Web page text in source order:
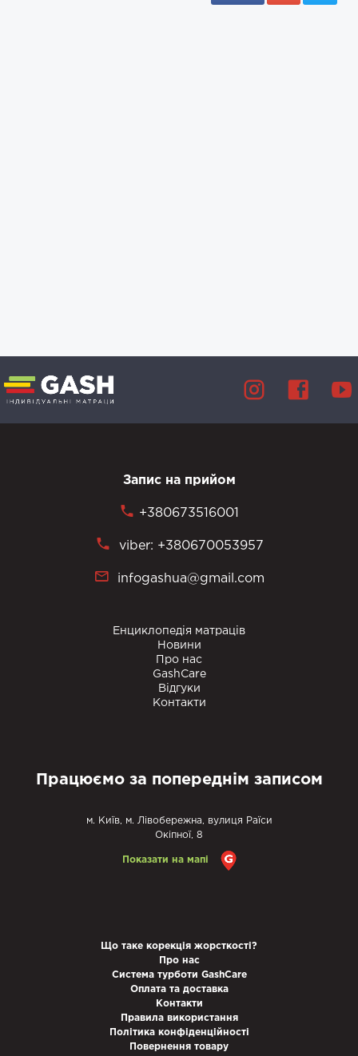
Запис на прийом
+380673516001
viber: +380670053957
infogashua@gmail.com
Енциклопедія матраців
Новини
Про нас
GashCare
Відгуки
Контакти
Працюємо за попереднім записом
м. Київ, м. Лівобережна, вулиця Раїси
Окіпної, 8
Показати на мапі
Що таке корекція жорсткості?
Про нас
Система турботи GashCare
Оплата та доставка
Контакти
Правила використання
Політика конфіденційності
Повернення товару